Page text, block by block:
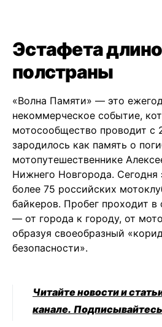
Эстафета
полстраны
«Волна Памяти» — это
некоммерческое событие,
мотосообщество проводит с
зародилось как память о
мотопутешественнике
Нижнего Новгорода. Сегодня
более 75 российских
байкеров. Пробег проходит
— от города к городу, от
образуя своеобразный
безопасности».
Читайте новости и
канале.